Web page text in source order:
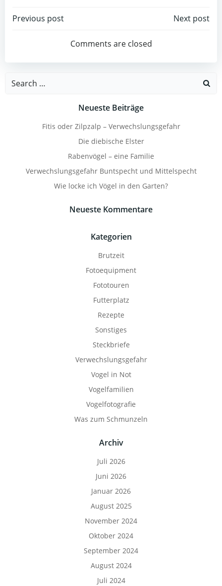
Beitragsnavigation
Previous post Next post
Comments are closed
Search
Neueste Beiträge
Fitis oder Zilpzalp – Verwechslungsgefahr
Die diebische Elster
Rabenvögel – eine Familie
Verwechslungsgefahr Buntspecht und Mittelspecht
Wie locke ich Vögel in den Garten?
Neueste Kommentare
Kategorien
Brutzeit
Fotoequipment
Fototouren
Futterplatz
Rezepte
Sonstiges
Steckbriefe
Verwechslungsgefahr
Vogel in Not
Vogelfamilien
Vogelfotografie
Was zum Schmunzeln
Archiv
Juli 2026
Juni 2026
Januar 2026
August 2025
November 2024
Oktober 2024
September 2024
August 2024
Juli 2024